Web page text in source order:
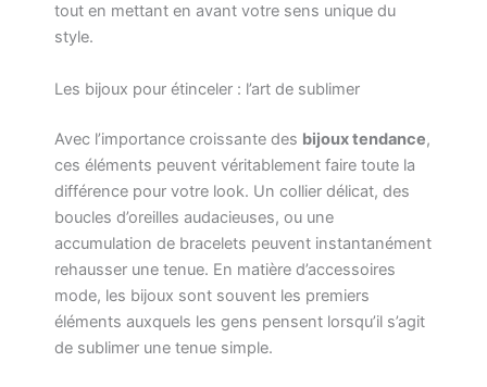
tout en mettant en avant votre sens unique du
style.
Les bijoux pour étinceler : l’art de sublimer
Avec l’importance croissante des bijoux tendance,
ces éléments peuvent véritablement faire toute la
différence pour votre look. Un collier délicat, des
boucles d’oreilles audacieuses, ou une
accumulation de bracelets peuvent instantanément
rehausser une tenue. En matière d’accessoires
mode, les bijoux sont souvent les premiers
éléments auxquels les gens pensent lorsqu’il s’agit
de sublimer une tenue simple.